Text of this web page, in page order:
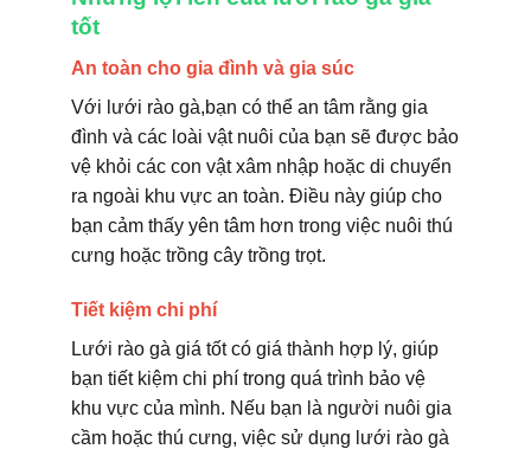
tốt
An toàn cho gia đình và gia súc
Với lưới rào gà,bạn có thể an tâm rằng gia
đình và các loài vật nuôi của bạn sẽ được bảo
vệ khỏi các con vật xâm nhập hoặc di chuyển
ra ngoài khu vực an toàn. Điều này giúp cho
bạn cảm thấy yên tâm hơn trong việc nuôi thú
cưng hoặc trồng cây trồng trọt.
Tiết kiệm chi phí
Lưới rào gà giá tốt có giá thành hợp lý, giúp
bạn tiết kiệm chi phí trong quá trình bảo vệ
khu vực của mình. Nếu bạn là người nuôi gia
cầm hoặc thú cưng, việc sử dụng lưới rào gà